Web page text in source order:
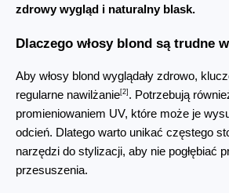
zdrowy wygląd i naturalny blask.
Dlaczego włosy blond są trudne
Aby włosy blond wyglądały zdrowo,
regularne nawilżanie[2] . Potrzebują
promieniowaniem UV, które może je
odcień. Dlatego warto unikać częstego
narzędzi do stylizacji, aby nie pogłębiać
przesuszenia.